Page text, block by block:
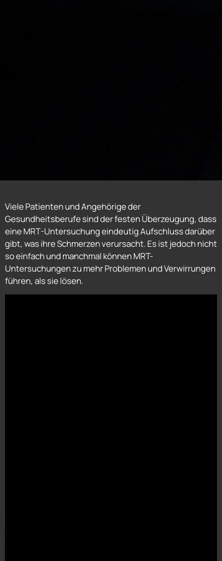
Viele Patienten und Angehörige der
Gesundheitsberufe sind der festen Überzeugung, dass
eine MRT-Untersuchung eindeutig Aufschluss darüber
gibt, was ihre Schmerzen verursacht. Es ist jedoch nicht
so einfach und manchmal können MRT-
Untersuchungen zu mehr Problemen und Verwirrungen
führen, als sie lösen.